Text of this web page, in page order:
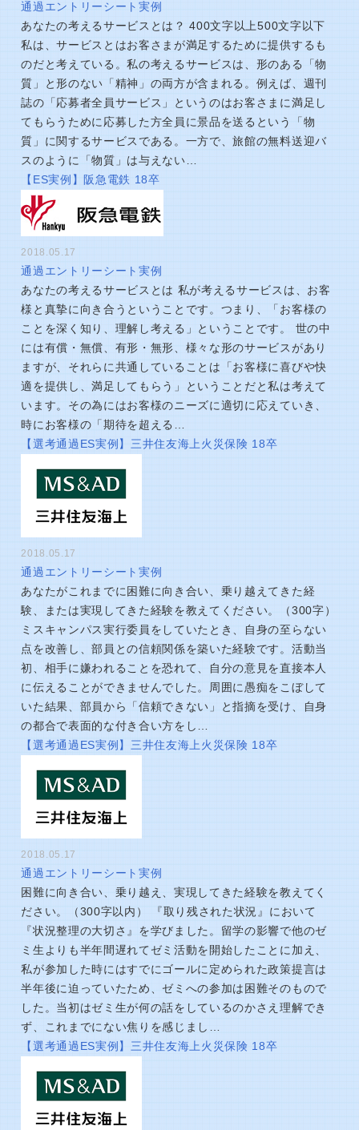
通過エントリーシート実例
あなたの考えるサービスとは？ 400文字以上500文字以下
私は、サービスとはお客さまが満足するために提供するも
のだと考えている。私の考えるサービスは、形のある「物
質」と形のない「精神」の両方が含まれる。例えば、週刊
誌の「応募者全員サービス」というのはお客さまに満足し
てもらうために応募した方全員に景品を送るという「物
質」に関するサービスである。一方で、旅館の無料送迎バ
スのように「物質」は与えない…
【ES実例】阪急電鉄 18卒
2018.05.17
通過エントリーシート実例
あなたの考えるサービスとは 私が考えるサービスは、お客
様と真摯に向き合うということです。つまり、「お客様の
ことを深く知り、理解し考える」ということです。 世の中
には有償・無償、有形・無形、様々な形のサービスがあり
ますが、それらに共通していることは「お客様に喜びや快
適を提供し、満足してもらう」ということだと私は考えて
います。その為にはお客様のニーズに適切に応えていき、
時にお客様の「期待を超える…
【選考通過ES実例】三井住友海上火災保険 18卒
2018.05.17
通過エントリーシート実例
あなたがこれまでに困難に向き合い、乗り越えてきた経
験、または実現してきた経験を教えてください。（300字）
ミスキャンパス実行委員をしていたとき、自身の至らない
点を改善し、部員との信頼関係を築いた経験です。活動当
初、相手に嫌われることを恐れて、自分の意見を直接本人
に伝えることができませんでした。周囲に愚痴をこぼして
いた結果、部員から「信頼できない」と指摘を受け、自身
の都合で表面的な付き合い方をし…
【選考通過ES実例】三井住友海上火災保険 18卒
2018.05.17
通過エントリーシート実例
困難に向き合い、乗り越え、実現してきた経験を教えてく
ださい。（300字以内） 『取り残された状況』において
『状況整理の大切さ』を学びました。留学の影響で他のゼ
ミ生よりも半年間遅れてゼミ活動を開始したことに加え、
私が参加した時にはすでにゴールに定められた政策提言は
半年後に迫っていたため、ゼミへの参加は困難そのもので
した。当初はゼミ生が何の話をしているのかさえ理解でき
ず、これまでにない焦りを感じまし…
【選考通過ES実例】三井住友海上火災保険 18卒